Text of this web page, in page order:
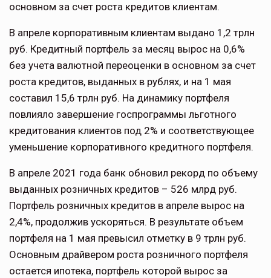
основном за счет роста кредитов клиентам.
В апреле корпоративным клиентам выдано 1,2 трлн
руб. Кредитный портфель за месяц вырос на 0,6%
без учета валютной переоценки в основном за счет
роста кредитов, выданных в рублях, и на 1 мая
составил 15,6 трлн руб. На динамику портфеля
повлияло завершение госпрограммы льготного
кредитования клиентов под 2% и соответствующее
уменьшение корпоративного кредитного портфеля.
В апреле 2021 года банк обновил рекорд по объему
выданных розничных кредитов – 526 млрд руб.
Портфель розничных кредитов в апреле вырос на
2,4%, продолжив ускоряться. В результате объем
портфеля на 1 мая превысил отметку в 9 трлн руб.
Основным драйвером роста розничного портфеля
остается ипотека, портфель которой вырос за